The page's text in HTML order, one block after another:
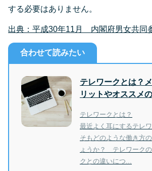
する必要はありません。
出典：平成30年11月 内閣府男女共同
合わせて読みたい
テレワークとは？
リットやオススメ
テレワークとは？
最近よく耳にするテレ
そもどのような働き方
ょうか？ テレワーク
クとの違いにつ...